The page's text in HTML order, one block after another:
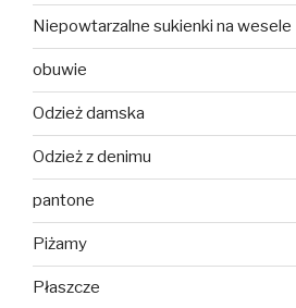
Niepowtarzalne sukienki na wesele
obuwie
Odzież damska
Odzież z denimu
pantone
Piżamy
Płaszcze